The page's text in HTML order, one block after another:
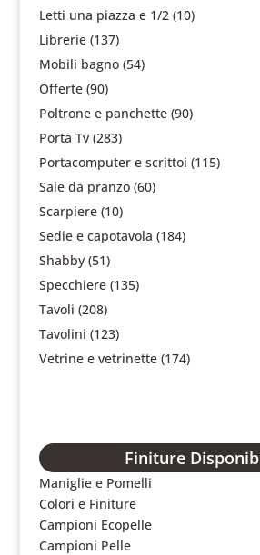
Letti una piazza e 1/2 (10)
Librerie (137)
Mobili bagno (54)
Offerte (90)
Poltrone e panchette (90)
Porta Tv (283)
Portacomputer e scrittoi (115)
Sale da pranzo (60)
Scarpiere (10)
Sedie e capotavola (184)
Shabby (51)
Specchiere (135)
Tavoli (208)
Tavolini (123)
Vetrine e vetrinette (174)
Finiture
Maniglie e Pomelli
Colori e Finiture
Campioni Ecopelle
Campioni Pelle